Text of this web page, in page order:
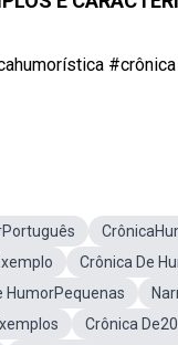
#crônica
Crônica De
HumorPequenas
Crônica